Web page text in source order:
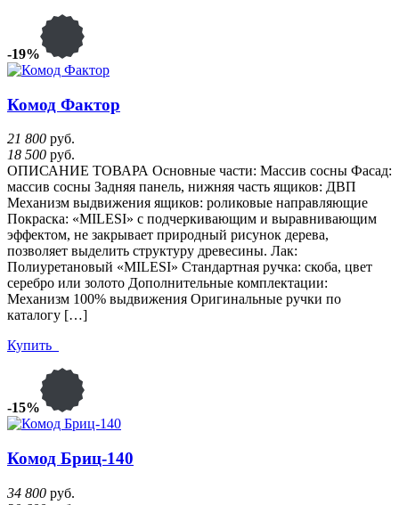
-19%
Комод Фактор
21 800 руб.
18 500 руб.
ОПИСАНИЕ ТОВАРА Основные части: Массив сосны Фасад:
массив сосны Задняя панель, нижняя часть ящиков: ДВП
Механизм выдвижения ящиков: роликовые направляющие
Покраска: «MILESI» с подчеркивающим и выравнивающим
эффектом, не закрывает природный рисунок дерева,
позволяет выделить структуру древесины. Лак:
Полиуретановый «MILESI» Стандартная ручка: скоба, цвет
серебро или золото Дополнительные комплектации:
Механизм 100% выдвижения Оригинальные ручки по
каталогу […]
Купить
-15%
Комод Бриц-140
34 800 руб.